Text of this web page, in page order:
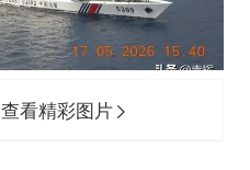
看精彩图片